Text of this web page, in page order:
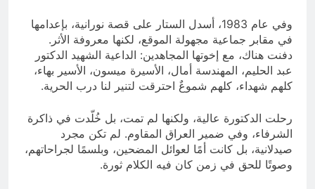
وفي عام 1983، أسدل الستار على قصة نورانية، بإعدامها
في مقابر جماعية مجهولة الموقع، لكنها معروفة الأثر.
دفنت هناك، مع إخوتها المجاهدين: الداعية الشهيد الدكتور
عبد الحليم، المهندسة أمال، الأسيرة ميسون، الأسير بهاء،
كلهم شهداء، كلهم شموعٌ احترقت لتنير لنا درب الحرية.
رحلت الدكتورة عالية، ولكنها لم تمت، بل خُلّدت في ذاكرة
الشرفاء، وفي ضمير العراق المقاوم. لم تكن مجرد
صيدلانية، بل كانت أمًا لعوائل المضحين، وبلسمًا لجراحاتهم،
وصوتًا للحق في زمن كان فيه الكلام ثورة.